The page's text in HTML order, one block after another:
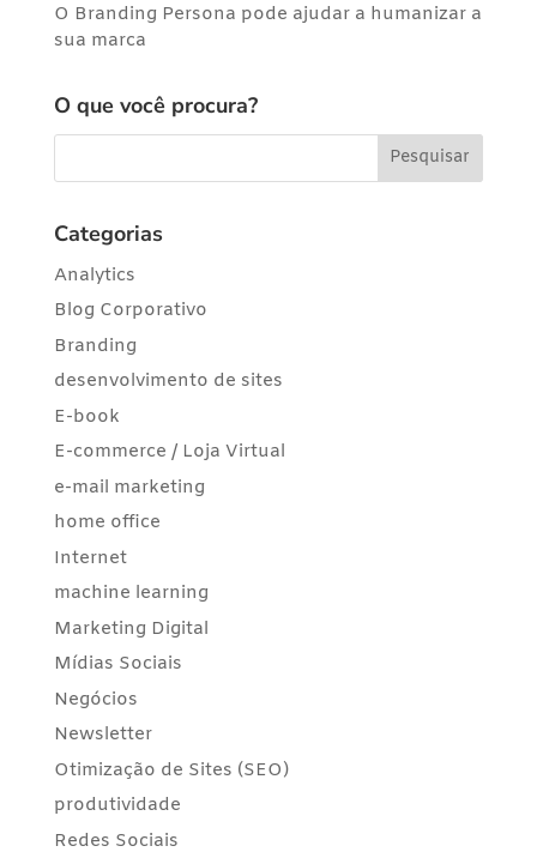
O Branding Persona pode ajudar a humanizar a
sua marca
O que você procura?
Categorias
Analytics
Blog Corporativo
Branding
desenvolvimento de sites
E-book
E-commerce / Loja Virtual
e-mail marketing
home office
Internet
machine learning
Marketing Digital
Mídias Sociais
Negócios
Newsletter
Otimização de Sites (SEO)
produtividade
Redes Sociais